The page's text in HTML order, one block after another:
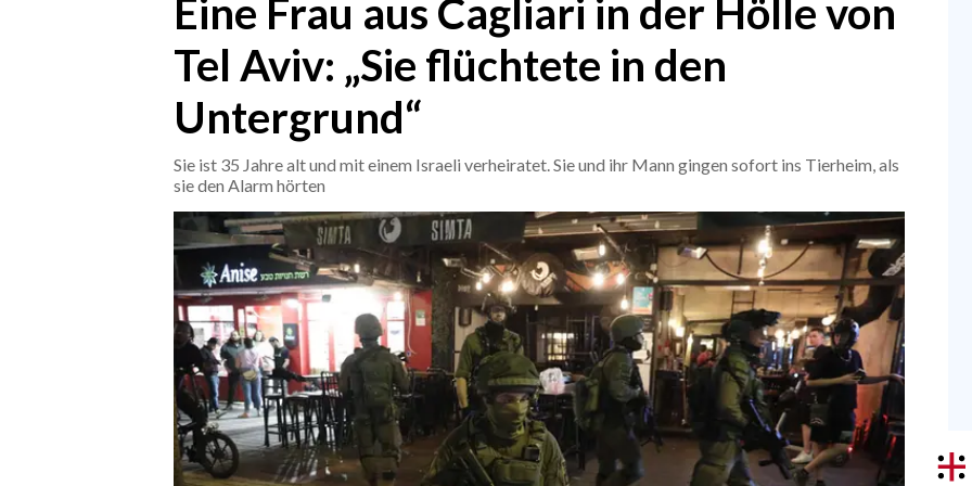
RISULTATI E CLASSIFICHE
Eine Frau aus Cagliari in der Hölle von
Tel Aviv: „Sie flüchtete in den
Untergrund“
Sie ist 35 Jahre alt und mit einem Israeli verheiratet. Sie und ihr Mann gingen sofort ins Tierheim, als
sie den Alarm hörten